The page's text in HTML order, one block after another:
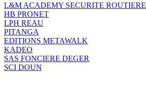
L&M ACADEMY SECURITE ROUTIERE
HB PRONET
LPH REAU
PITANGA
EDITIONS METAWALK
KADEO
SAS FONCIERE DEGER
SCI DOUN